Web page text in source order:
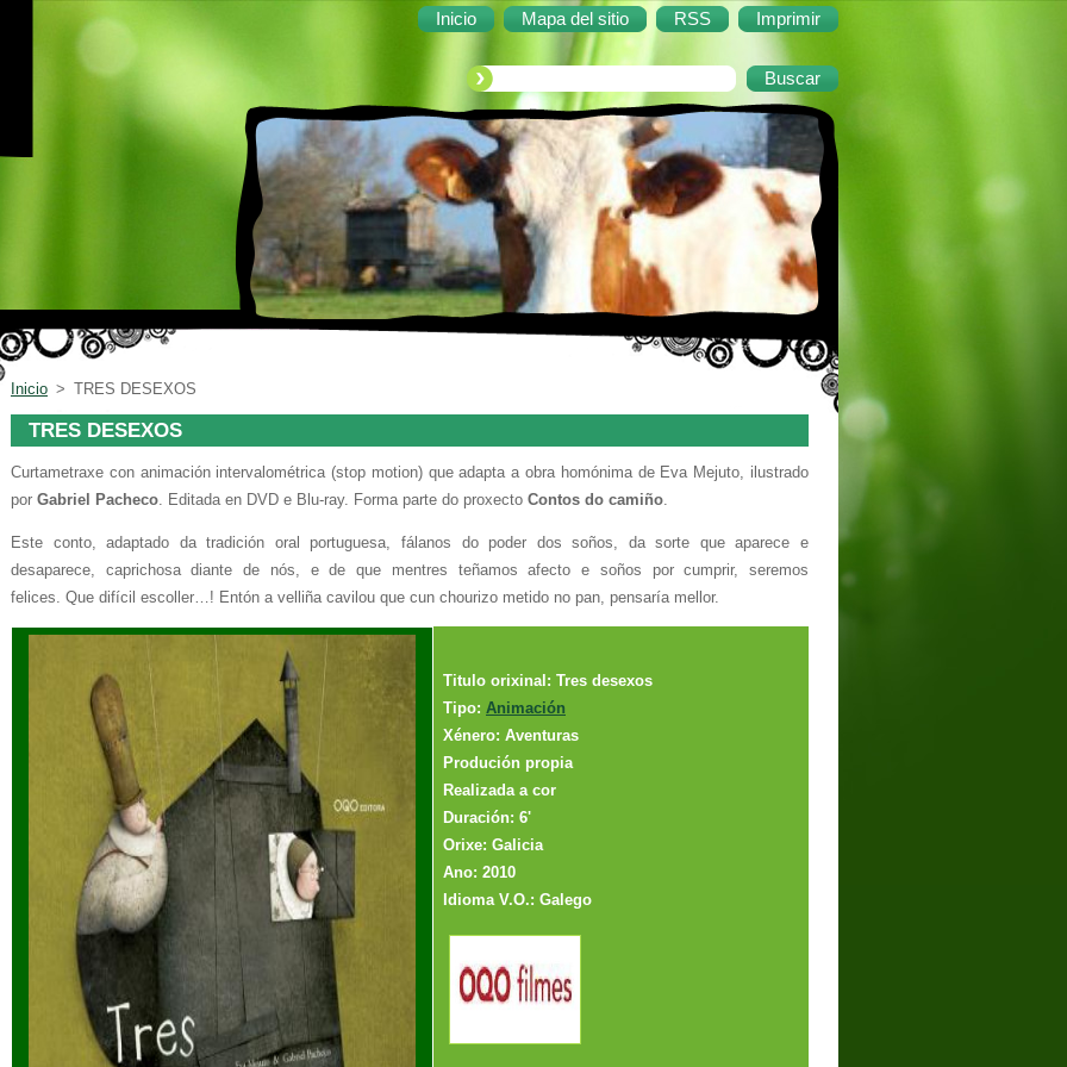
Inicio Mapa del sitio RSS Imprimir
Inicio > TRES DESEXOS
TRES DESEXOS
Curtametraxe con animación intervalométrica (stop motion) que adapta a obra homónima de Eva Mejuto, ilustrado
por Gabriel Pacheco . Editada en DVD e Blu-ray. Forma parte do proxecto Contos do camiño
Este conto, adaptado da tradición oral portuguesa, fálanos do poder dos soños, da sorte que aparece e
desaparece, caprichosa diante de nós, e de que mentres teñamos afecto e soños por cumprir, seremos
felices. Que difícil escoller…! Entón a velliña cavilou que cun chourizo metido no pan, pensaría mellor.
Titulo orixinal: Tres desexos
Tipo: Animación
Xénero: Aventuras
Produción propia
Realizada a cor
Duración: 6'
Orixe: Galicia
Ano: 2010
Idioma V.O.: Galego